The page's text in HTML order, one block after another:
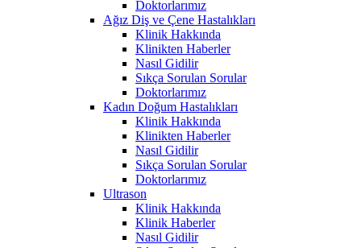
Doktorlarımız
Ağız Diş ve Çene Hastalıkları
Klinik Hakkında
Klinikten Haberler
Nasıl Gidilir
Sıkça Sorulan Sorular
Doktorlarımız
Kadın Doğum Hastalıkları
Klinik Hakkında
Klinikten Haberler
Nasıl Gidilir
Sıkça Sorulan Sorular
Doktorlarımız
Ultrason
Klinik Hakkında
Klinik Haberler
Nasıl Gidilir